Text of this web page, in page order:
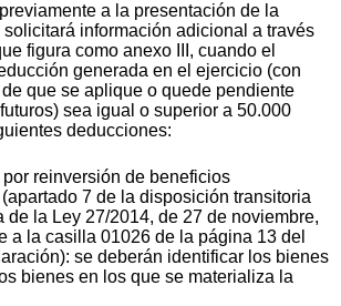
a la presentación de la
información adicional a través
figura como anexo III, cuando el
generada en el ejercicio (con
que se aplique o quede pendiente
sea igual o superior a 50.000
deducciones:
reinversión de beneficios
7 de la disposición transitoria
de la Ley 27/2014, de 27 de noviembre,
a la casilla 01026 de la página 13 del
se deberán identificar los bienes
bienes en los que se materializa la